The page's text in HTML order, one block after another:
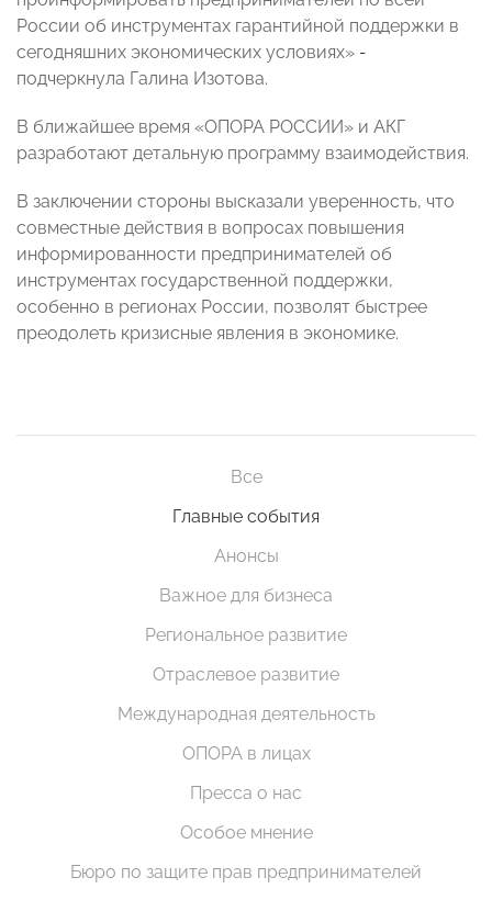
России об инструментах гарантийной поддержки в
сегодняшних экономических условиях» -
подчеркнула Галина Изотова.
В ближайшее время «ОПОРА РОССИИ» и АКГ
разработают детальную программу взаимодействия.
В заключении стороны высказали уверенность, что
совместные действия в вопросах повышения
информированности предпринимателей об
инструментах государственной поддержки,
особенно в регионах России, позволят быстрее
преодолеть кризисные явления в экономике.
Все
Главные события
Анонсы
Важное для бизнеса
Региональное развитие
Отраслевое развитие
Международная деятельность
ОПОРА в лицах
Пресса о нас
Особое мнение
Бюро по защите прав предпринимателей